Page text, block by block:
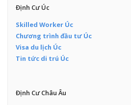
Định Cư Úc
Skilled Worker Úc
Chương trình đầu tư Úc
Visa du lịch Úc
Tin tức di trú Úc
Định Cư Châu Âu